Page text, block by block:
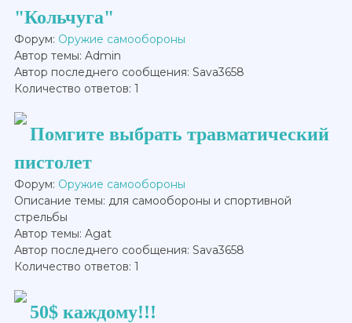
"Кольчуга"
Форум: Оружие самообороны
Автор темы: Admin
Автор последнего сообщения: Sava3658
Количество ответов: 1
Помгите выбрать травматический
пистолет
Форум: Оружие самообороны
Описание темы: для самообороны и спортивной
стрельбы
Автор темы: Agat
Автор последнего сообщения: Sava3658
Количество ответов: 1
50$ каждому!!!